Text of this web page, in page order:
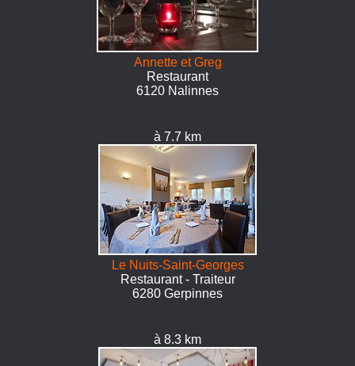
Annette et Greg
Restaurant
6120 Nalinnes
à 7.7 km
Le Nuits-Saint-Georges
Restaurant - Traiteur
6280 Gerpinnes
à 8.3 km